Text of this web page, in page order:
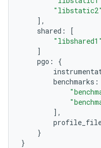
"libstatic2"
],
shared :
[
"libshared1"
]
pgo :
{
benchmarks :
],
}
}